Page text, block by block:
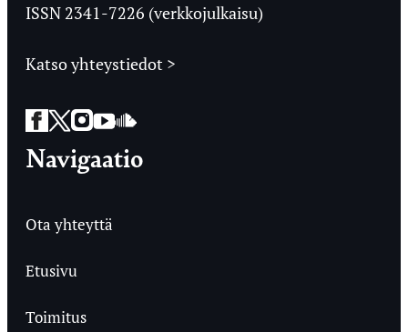
ISSN 2341-7226 (verkkojulkaisu)
Katso yhteystiedot >
Facebook
Twitter
Instagram
YouTube
SoundCloud
Navigaatio
Ota yhteyttä
Etusivu
Toimitus